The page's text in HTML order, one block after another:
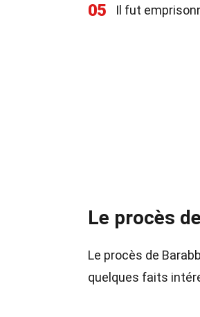
05 Il fut
Le procès
Le procès de
quelques faits